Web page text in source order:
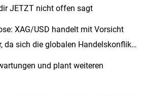
JETZT nicht offen sagt
XAG/USD handelt mit Vorsicht
da sich die globalen Handelskonflikte
und plant weiteren